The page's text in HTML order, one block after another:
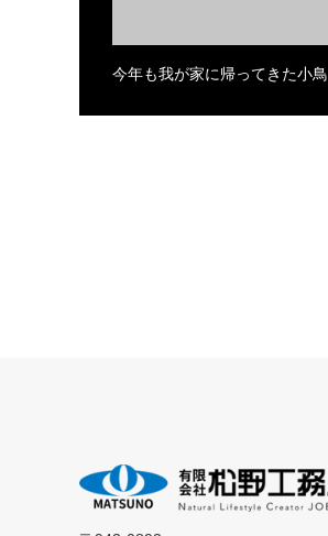
今年も我が家に帰ってきた小鳥